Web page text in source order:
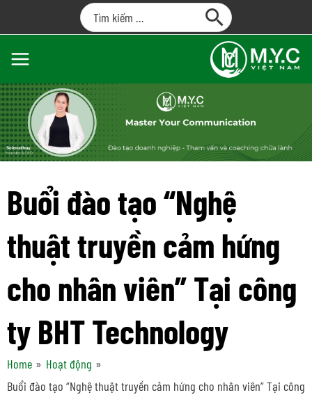
Buổi đào tạo “Nghệ
thuật truyền cảm hứng
cho nhân viên” Tại công
ty BHT Technology
Home
Hoạt động
Buổi đào tạo “Nghệ thuật truyền cảm hứng cho nhân viên” Tại công